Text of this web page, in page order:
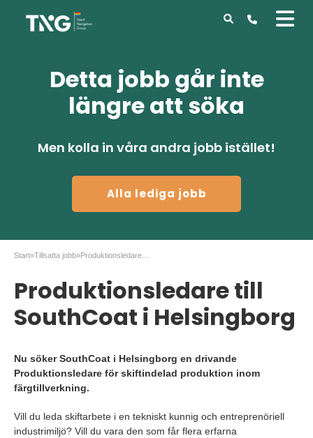
Detta jobb går inte
längre att söka
Men kolla in våra andra jobb istället!
Alla lediga jobb
Start»Tillsatta jobb»
Produktionsledare till
SouthCoat i Helsingborg
Nu söker SouthCoat i Helsingborg en drivande
Produktionsledare för skiftindelad produktion inom
färgtillverkning.
Vill du leda skiftarbete i en tekniskt kunnig och entreprenöriell
industrimiljö? Vill du vara den som får flera erfarna